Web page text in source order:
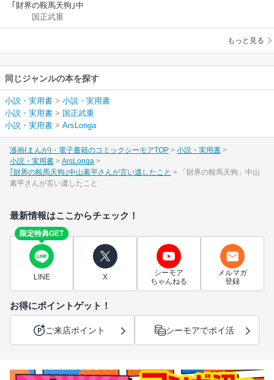
｢財界の鞍馬天狗｣中
山素平さんが言い遺
したこと
国正武重
もっと見る
同じジャンルの本を探す
小説・実用書 > 小説・実用書
小説・実用書 > 国正武重
小説・実用書 > ArsLonga
漫画(まんが)・電子書籍のコミックシーモアTOP
小説・実用書
小説・実用書
ArsLonga
｢財界の鞍馬天狗｣中山素平さんが言い遺したこと
「財界の鞍馬天狗」中山
素平さんが言い遺したこと
最新情報はここからチェック！
限定特典GET
LINE X
シーモア
ちゃんねる
メルマガ
登録
お得にポイントゲット！
ご来店ポイント シーモアでポイ活